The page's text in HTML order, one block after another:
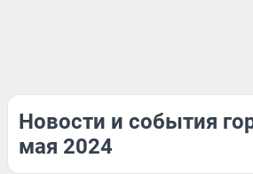
Новости и события
мая 2024